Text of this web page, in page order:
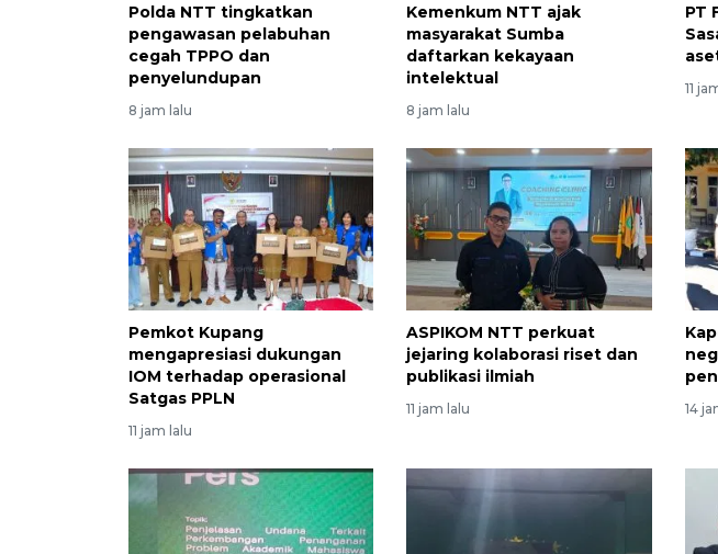
Polda NTT tingkatkan
pengawasan pelabuhan
cegah TPPO dan
penyelundupan
8 jam lalu
Kemenkum NTT ajak
masyarakat Sumba
daftarkan kekayaan
intelektual
8 jam lalu
PT
11
Pemkot Kupang
mengapresiasi dukungan
IOM terhadap operasional
Satgas PPLN
11 jam lalu
ASPIKOM NTT perkuat
jejaring kolaborasi riset dan
publikasi ilmiah
11 jam lalu 14